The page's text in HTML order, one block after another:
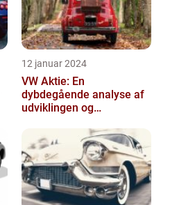
12 januar 2024
VW Aktie: En
dybdegående analyse af
udviklingen og